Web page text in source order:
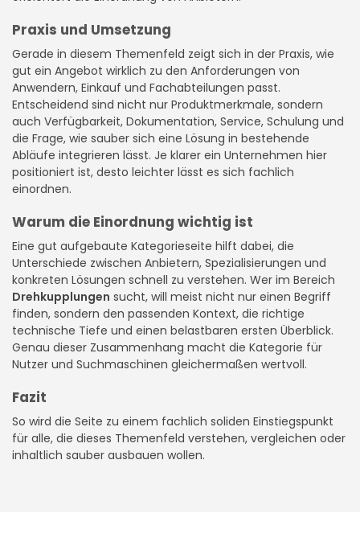
Praxis und Umsetzung
Gerade in diesem Themenfeld zeigt sich in der Praxis, wie
gut ein Angebot wirklich zu den Anforderungen von
Anwendern, Einkauf und Fachabteilungen passt.
Entscheidend sind nicht nur Produktmerkmale, sondern
auch Verfügbarkeit, Dokumentation, Service, Schulung und
die Frage, wie sauber sich eine Lösung in bestehende
Abläufe integrieren lässt. Je klarer ein Unternehmen hier
positioniert ist, desto leichter lässt es sich fachlich
einordnen.
Warum die Einordnung wichtig ist
Eine gut aufgebaute Kategorieseite hilft dabei, die
Unterschiede zwischen Anbietern, Spezialisierungen und
konkreten Lösungen schnell zu verstehen. Wer im Bereich
Drehkupplungen sucht, will meist nicht nur einen Begriff
finden, sondern den passenden Kontext, die richtige
technische Tiefe und einen belastbaren ersten Überblick.
Genau dieser Zusammenhang macht die Kategorie für
Nutzer und Suchmaschinen gleichermaßen wertvoll.
Fazit
So wird die Seite zu einem fachlich soliden Einstiegspunkt
für alle, die dieses Themenfeld verstehen, vergleichen oder
inhaltlich sauber ausbauen wollen.